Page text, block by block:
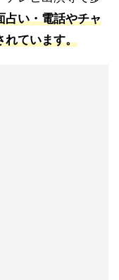
占い・電話やチャ
れています。